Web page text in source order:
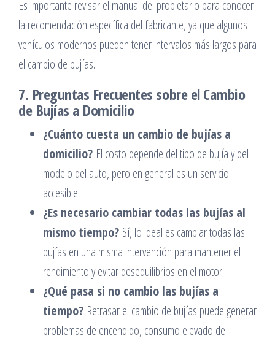
Es importante revisar el manual del propietario para conocer
la recomendación específica del fabricante, ya que algunos
vehículos modernos pueden tener intervalos más largos para
el cambio de bujías.
7. Preguntas Frecuentes sobre el Cambio
de Bujías a Domicilio
¿Cuánto cuesta un cambio de bujías a
domicilio? El costo depende del tipo de bujía y del
modelo del auto, pero en general es un servicio
accesible.
¿Es necesario cambiar todas las bujías al
mismo tiempo? Sí, lo ideal es cambiar todas las
bujías en una misma intervención para mantener el
rendimiento y evitar desequilibrios en el motor.
¿Qué pasa si no cambio las bujías a
tiempo? Retrasar el cambio de bujías puede generar
problemas de encendido, consumo elevado de